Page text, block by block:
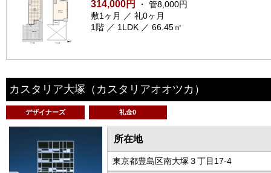
314,000円
・ 管8,000円
敷1ヶ月 ／ 礼0ヶ月
1階 ／ 1LDK ／ 66.45㎡
カスタリア大塚 （カスタリアオオツカ）
デザイナーズ 礼金0
所在地
東京都豊島区南大塚３丁目17-4